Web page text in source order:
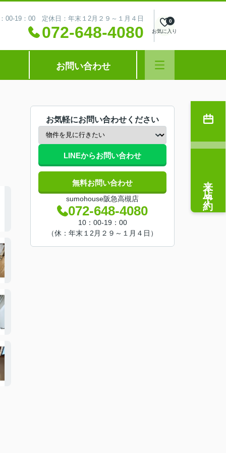
00-19：00 定休日：年末１2月２９～１月４日
072-648-4080 お気に入り
0
お問い合わせ
お気軽にお問い合わせください
LINEからお問い合わせ
無料お問い合わせ
sumohouse阪急高槻店
072-648-4080
10：00-19：00
（休：年末１2月２９～１月４日）
来店予約